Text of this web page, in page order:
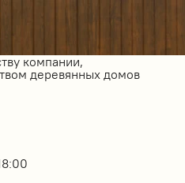
компании,
деревянных домов